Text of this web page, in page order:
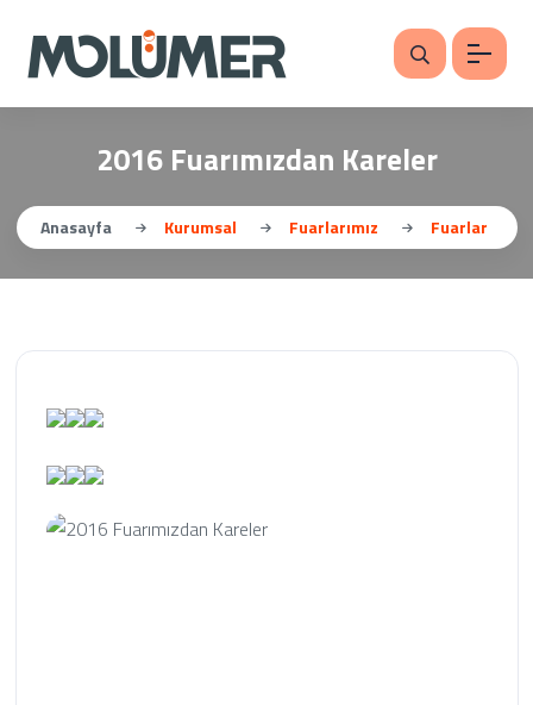
2016 Fuarımızdan Kareler
Anasayfa Kurumsal Fuarlarımız Fuarlar